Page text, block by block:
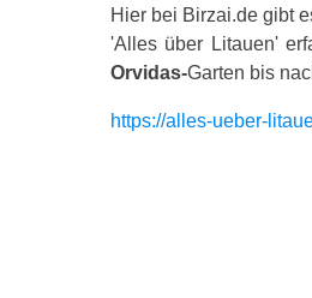
Hier bei Birzai.de gibt
'Alles über Litauen'
Orvidas-Garten bis
https://alles-ueber-